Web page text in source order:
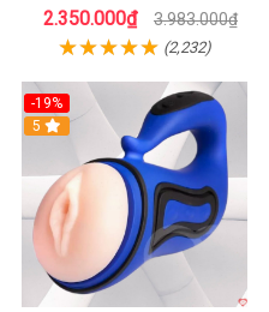
Cao
2.350.000₫ 3.983.000₫
(2,232)
-19%
5